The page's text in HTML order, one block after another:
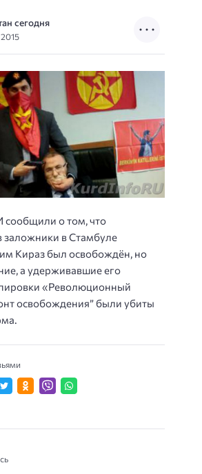
сегодня
о том, что
заложники в Стамбуле
Кираз был освобождён, но
а удерживавшие его
«Революционный
освобождения” были убиты